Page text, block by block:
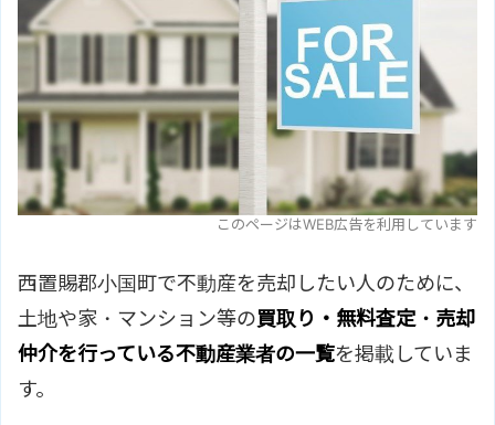
このページはWEB広告を利用しています
西置賜郡小国町で不動産を売却したい人のために、
土地や家・マンション等の買取り・無料査定・売却
仲介を行っている不動産業者の一覧を掲載していま
す。